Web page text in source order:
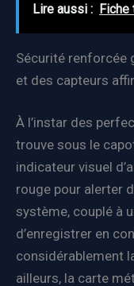
Lire aussi : Fiche
Sécurité renforcée
et des capteurs
À l’instar des
trouve sous le
indicateur visuel
rouge pour alerter
système, couplé à
d’enregistrer en
considérablement
ailleurs, la carte